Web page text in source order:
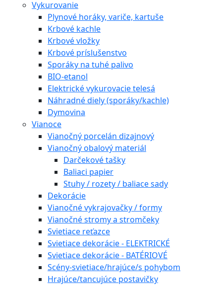
Vykurovanie
Plynové horáky, variče, kartuše
Krbové kachle
Krbové vložky
Krbové príslušenstvo
Sporáky na tuhé palivo
BIO-etanol
Elektrické vykurovacie telesá
Náhradné diely (sporáky/kachle)
Dymovina
Vianoce
Vianočný porcelán dizajnový
Vianočný obalový materiál
Darčekové tašky
Baliaci papier
Stuhy / rozety / baliace sady
Dekorácie
Vianočné vykrajovačky / formy
Vianočné stromy a stromčeky
Svietiace reťazce
Svietiace dekorácie - ELEKTRICKÉ
Svietiace dekorácie - BATÉRIOVÉ
Scény-svietiace/hrajúce/s pohybom
Hrajúce/tancujúce postavičky